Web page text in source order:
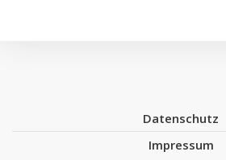
Datenschutz
Impressum